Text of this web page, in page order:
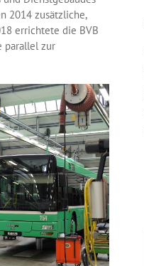
2014 zusätzliche,
errichtete die BVB
parallel zur